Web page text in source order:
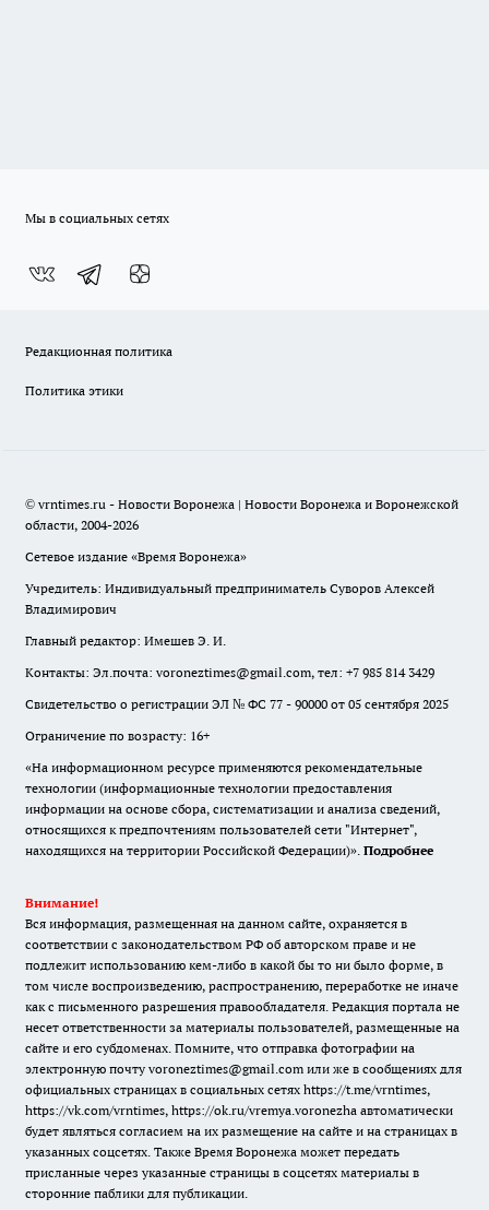
Мы в социальных сетях
Редакционная политика
Политика этики
© vrntimes.ru - Новости Воронежа | Новости Воронежа и Воронежской
области, 2004-2026
Сетевое издание «Время Воронежа»
Учредитель: Индивидуальный предприниматель Суворов Алексей
Владимирович
Главный редактор: Имешев Э. И.
Контакты: Эл.почта: voroneztimes@gmail.com, тел: +7 985 814 3429
Свидетельство о регистрации ЭЛ № ФС 77 - 90000 от 05 сентября 2025
Ограничение по возрасту: 16+
«На информационном ресурсе применяются рекомендательные
технологии (информационные технологии предоставления
информации на основе сбора, систематизации и анализа сведений,
относящихся к предпочтениям пользователей сети "Интернет",
находящихся на территории Российской Федерации)». Подробнее
Внимание!
Вся информация, размещенная на данном сайте, охраняется в
соответствии с законодательством РФ об авторском праве и не
подлежит использованию кем-либо в какой бы то ни было форме, в
том числе воспроизведению, распространению, переработке не иначе
как с письменного разрешения правообладателя. Редакция портала не
несет ответственности за материалы пользователей, размещенные на
сайте и его субдоменах. Помните, что отправка фотографии на
электронную почту voroneztimes@gmail.com или же в сообщениях для
официальных страницах в социальных сетях https://t.me/vrntimes,
https://vk.com/vrntimes, https://ok.ru/vremya.voronezha автоматически
будет являться согласием на их размещение на сайте и на страницах в
указанных соцсетях. Также Время Воронежа может передать
присланные через указанные страницы в соцсетях материалы в
сторонние паблики для публикации.